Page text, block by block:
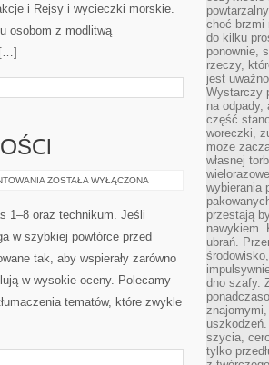
i Rejsy i wycieczki morskie.
osobom z modlitwą
[…]
FILOZOFIA
CODZIENNOŚCI
ZOSTAŁA WYŁĄCZONA
1–8 oraz technikum. Jeśli
w szybkiej powtórce przed
tak, aby wspierały zarówno
w wysokie oceny. Polecamy
tematów, które zwykle
choć brzmi
do kilku
ponownie,
rzeczy,
jest
Wystarczy
na odpady,
część
woreczki,
może
własnej
wybierania
przestają
nawykiem.
ubrań.
dno szafy.
szycia,
tylko